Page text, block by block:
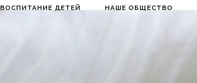
ВОСПИТАНИЕ ДЕТЕЙ НАШЕ ОБЩЕСТВО